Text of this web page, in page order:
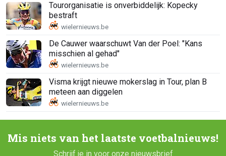
Tourorganisatie is onverbiddelijk: Kopecky
bestraft
De Cauwer waarschuwt Van der Poel: "Kans
misschien al gehad"
Visma krijgt nieuwe mokerslag in Tour, plan B
meteen aan diggelen
Mis niets van het laatste voetbalnieuws!
Schrijf je in voor onze nieuwsbrief